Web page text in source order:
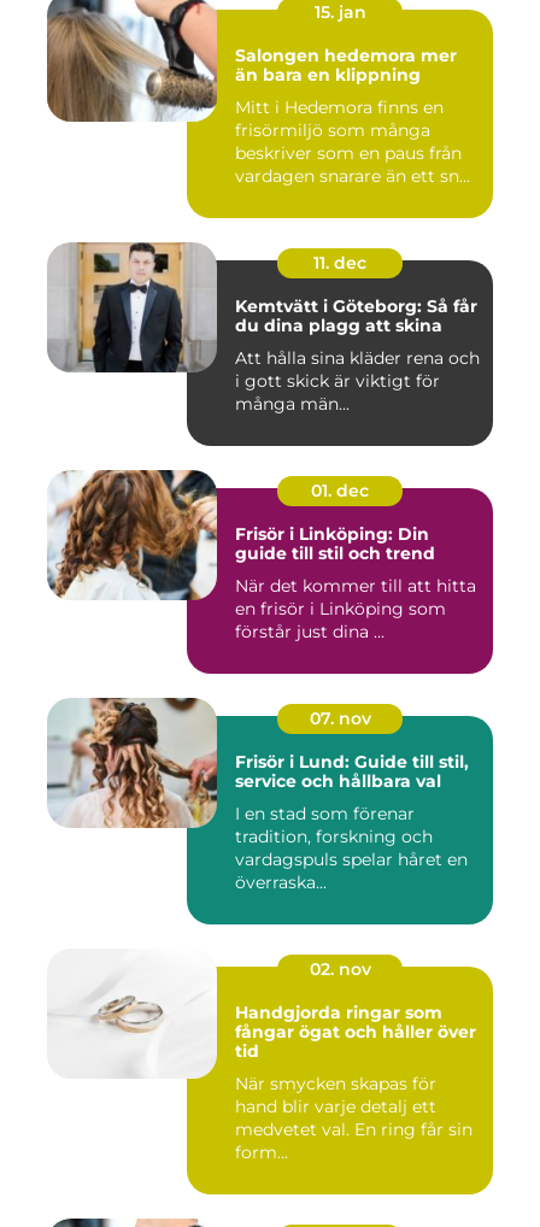
15. jan
Salongen hedemora mer
än bara en klippning
Mitt i Hedemora finns en
frisörmiljö som många
beskriver som en paus från
vardagen snarare än ett sn...
11. dec
Kemtvätt i Göteborg: Så får
du dina plagg att skina
Att hålla sina kläder rena och
i gott skick är viktigt för
många män...
01. dec
Frisör i Linköping: Din
guide till stil och trend
När det kommer till att hitta
en frisör i Linköping som
förstår just dina ...
07. nov
Frisör i Lund: Guide till stil,
service och hållbara val
I en stad som förenar
tradition, forskning och
vardagspuls spelar håret en
överraska...
02. nov
Handgjorda ringar som
fångar ögat och håller över
tid
När smycken skapas för
hand blir varje detalj ett
medvetet val. En ring får sin
form...